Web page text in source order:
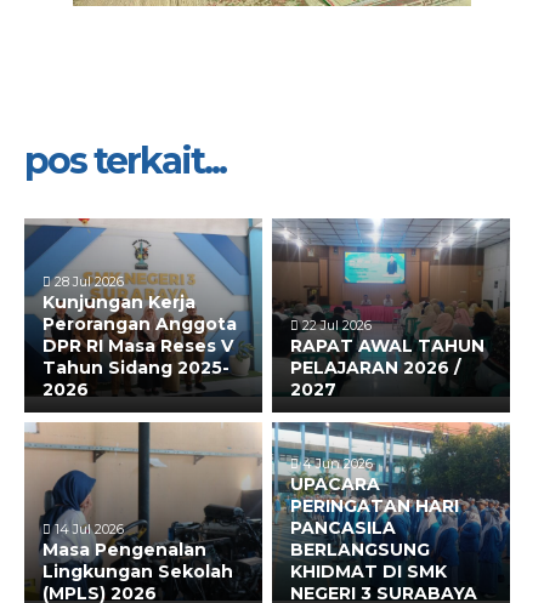
pos terkait...
28 Jul 2026
Kunjungan Kerja
Perorangan Anggota
DPR RI Masa Reses V
Tahun Sidang 2025-
2026
22 Jul 2026
RAPAT AWAL TAHUN
PELAJARAN 2026 /
2027
14 Jul 2026
Masa Pengenalan
Lingkungan Sekolah
(MPLS) 2026
4 Jun 2026
UPACARA
PERINGATAN HARI
PANCASILA
BERLANGSUNG
KHIDMAT DI SMK
NEGERI 3 SURABAYA